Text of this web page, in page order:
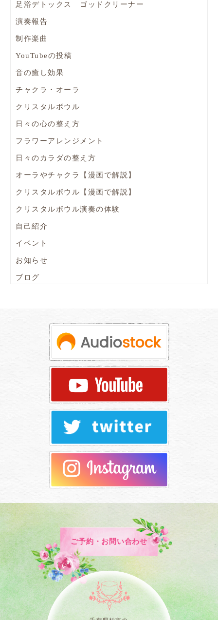
足浴デトックス ゴッドクリーナー
演奏報告
制作楽曲
YouTubeの投稿
音の癒し効果
チャクラ・オーラ
クリスタルボウル
日々の心の整え方
フラワーアレンジメント
日々のカラダの整え方
オーラやチャクラ【漫画で解説】
クリスタルボウル【漫画で解説】
クリスタルボウル演奏の体験
自己紹介
イベント
お知らせ
ブログ
ご予約・お問い合わせ